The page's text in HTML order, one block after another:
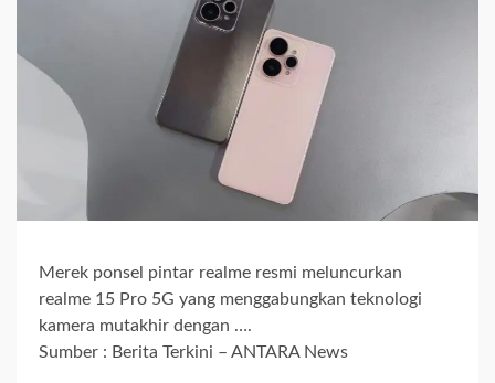
Merek ponsel pintar realme resmi meluncurkan
realme 15 Pro 5G yang menggabungkan teknologi
kamera mutakhir dengan ….
Sumber : Berita Terkini – ANTARA News